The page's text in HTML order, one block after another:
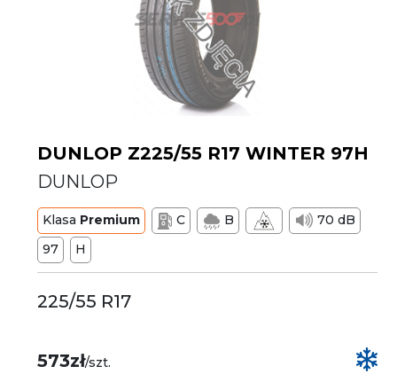
DUNLOP Z225/55 R17 WINTER 97H
DUNLOP
Klasa Premium C B
70 dB
97
H
225/55 R17
573zł/szt.